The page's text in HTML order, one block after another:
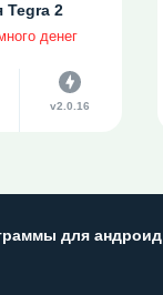
Tegra 2
денег
v2.0.16
для андроид